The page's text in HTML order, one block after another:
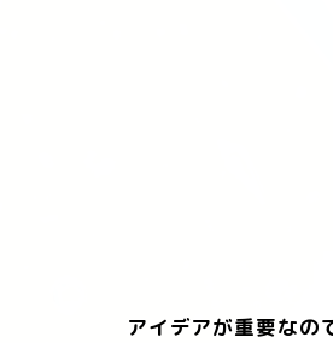
アイデアが重要なの